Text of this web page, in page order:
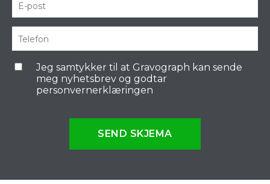
Jeg samtykker til at Gravograph kan sende
meg nyhetsbrev og godtar
personvernerklæringen
SEND SKJEMA